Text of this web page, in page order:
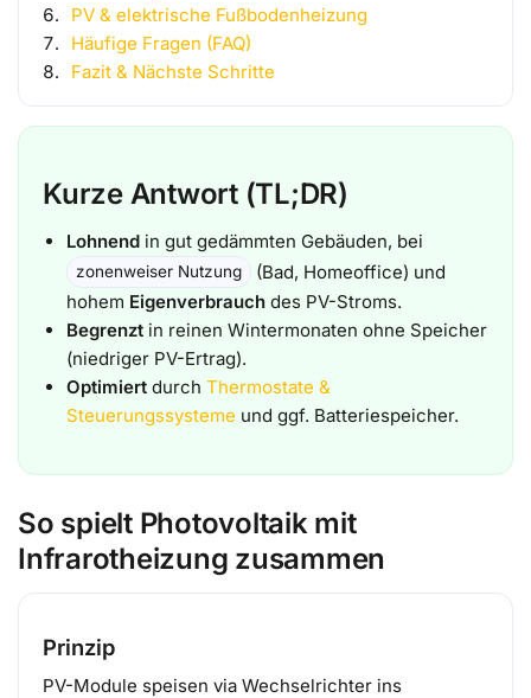
PV & elektrische Fußbodenheizung
Häufige Fragen (FAQ)
Fazit & Nächste Schritte
Kurze Antwort (TL;DR)
Lohnend in gut gedämmten Gebäuden, bei
zonenweiser Nutzung
(Bad, Homeoffice) und
hohem Eigenverbrauch des PV-Stroms.
Begrenzt in reinen Wintermonaten ohne Speicher
(niedriger PV-Ertrag).
Optimiert durch Thermostate &
Steuerungssysteme und ggf. Batteriespeicher.
So spielt Photovoltaik mit
Infrarotheizung zusammen
Prinzip
PV-Module speisen via Wechselrichter ins